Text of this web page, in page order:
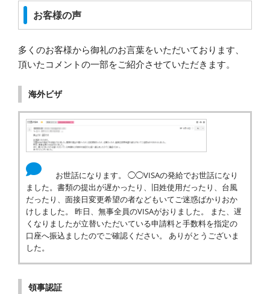
お客様の声
多くのお客様から御礼のお言葉をいただいております、
頂いたコメントの一部をご紹介させていただきます。
海外ビザ
お世話になります。 ◯◯VISAの発給でお世話になり
ました。書類の提出が遅かったり、旧姓使用だったり、台風
だったり、面接日変更希望の者などもいてご迷惑ばかりおか
けしました。 昨日、無事全員のVISAがおりました。 また、遅
くなりましたが立替いただいている申請料と手数料を指定の
口座へ振込ましたのでご確認ください。 ありがとうございま
した。
領事認証